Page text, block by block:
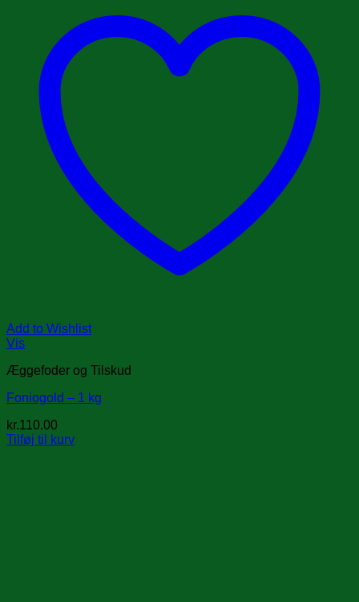
Add to Wishlist
Vis
Æggefoder og Tilskud
Foniogold – 1 kg
kr.110.00
Tilføj til kurv